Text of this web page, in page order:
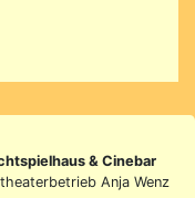
& Cinebar
Anja Wenz